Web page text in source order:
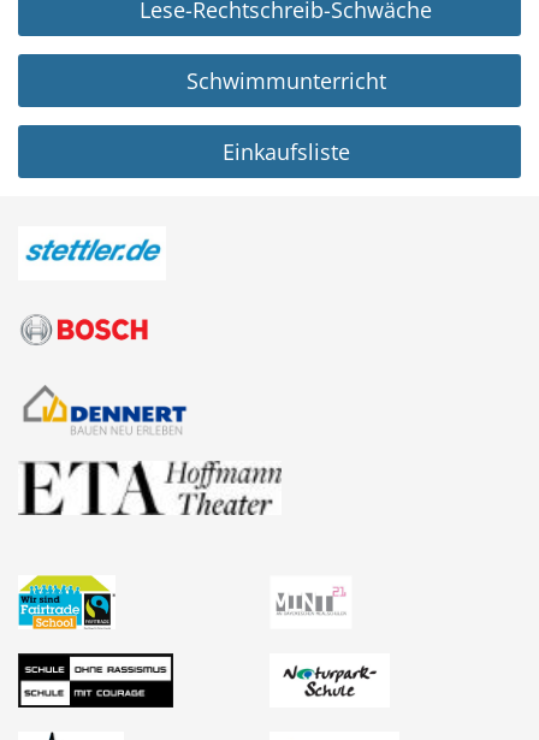
Lese-Rechtschreib-Schwäche
Schwimmunterricht
Einkaufsliste